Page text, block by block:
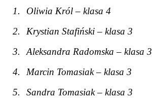
1.
Oliwia Król – klasa 4
2.
Krystian Stafiński – klasa 3
3.
Aleksandra Radomska – klasa 3
4.
Marcin Tomasiak – klasa 3
5.
Sandra Tomasiak – klasa 3